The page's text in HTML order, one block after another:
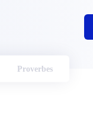
Proverbes